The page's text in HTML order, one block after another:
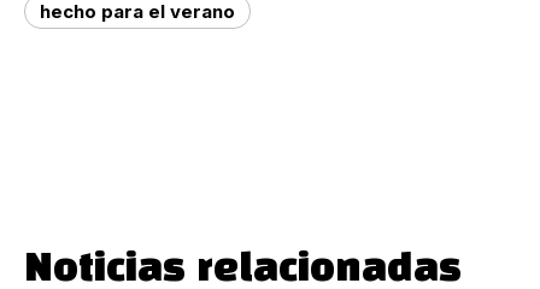
hecho para el verano
Noticias relacionadas